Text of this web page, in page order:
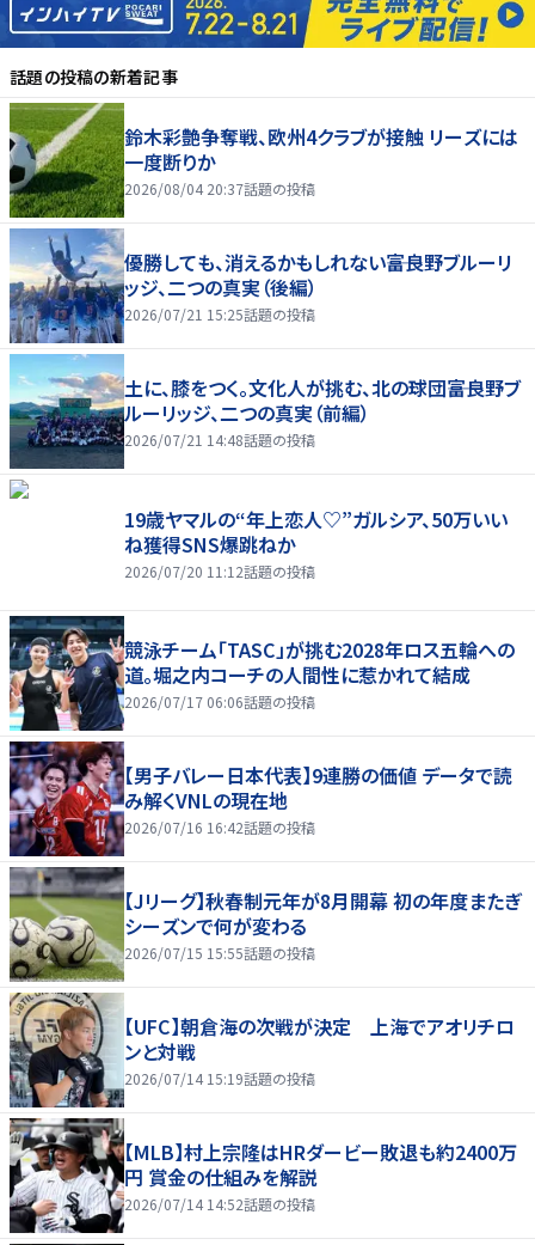
話題の投稿の新着記事
鈴木彩艶争奪戦、欧州4クラブが接触 リーズには
一度断りか
2026/08/04 20:37話題の投稿
優勝しても、消えるかもしれない――富良野ブルーリ
ッジ、二つの真実（後編）
2026/07/21 15:25話題の投稿
土に、膝をつく。文化人が挑む、北の球団――富良野ブ
ルーリッジ、二つの真実（前編）
2026/07/21 14:48話題の投稿
19歳ヤマルの“年上恋人♡”ガルシア、50万いい
ね獲得SNS爆跳ねか
2026/07/20 11:12話題の投稿
競泳チーム「TASC」が挑む2028年ロス五輪への
道。堀之内コーチの人間性に惹かれて結成
2026/07/17 06:06話題の投稿
【男子バレー日本代表】9連勝の価値 データで読
み解くVNLの現在地
2026/07/16 16:42話題の投稿
【Jリーグ】秋春制元年が8月開幕 初の年度またぎ
シーズンで何が変わる
2026/07/15 15:55話題の投稿
【UFC】朝倉海の次戦が決定 上海でアオリチロ
ンと対戦
2026/07/14 15:19話題の投稿
【MLB】村上宗隆はHRダービー敗退も約2400万
円 賞金の仕組みを解説
2026/07/14 14:52話題の投稿